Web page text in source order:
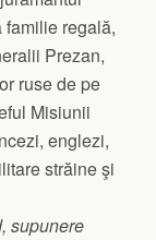
familie regală,
Prezan,
ruse de pe
Misiunii
englezi,
străine şi
supunere